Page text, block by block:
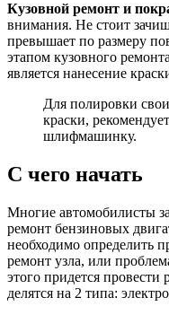
Кузовной ремонт и
внимания. Не стоит
превышает по размеру
этапом кузовного
является нанесение
Для полировки
краски,
шлифмашинку.
С чего начать
Многие автомобилисты
ремонт бензиновых
необходимо определить
ремонт узла, или
этого придется
делятся на 2 типа: